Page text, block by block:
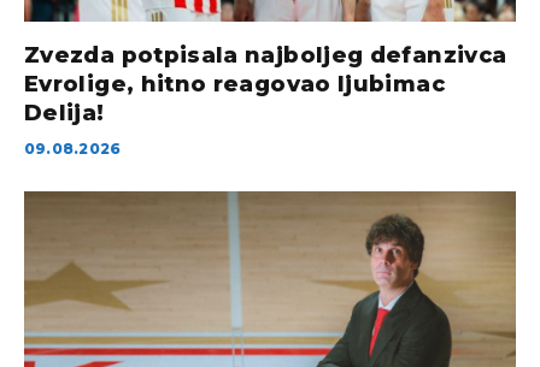
Zvezda potpisala najboljeg defanzivca
Evrolige, hitno reagovao ljubimac
Delija!
09.08.2026